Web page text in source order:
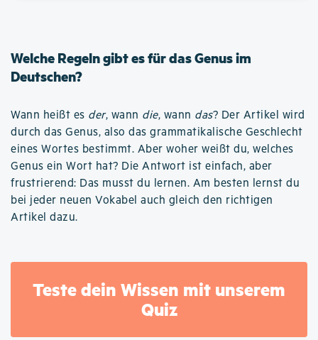
Welche Regeln gibt es für das Genus im
Deutschen?
Wann heißt es der, wann die, wann das? Der Artikel wird
durch das Genus, also das grammatikalische Geschlecht
eines Wortes bestimmt. Aber woher weißt du, welches
Genus ein Wort hat? Die Antwort ist einfach, aber
frustrierend: Das musst du lernen. Am besten lernst du
bei jeder neuen Vokabel auch gleich den richtigen
Artikel dazu.
Teste dein Wissen mit unserem
Quiz